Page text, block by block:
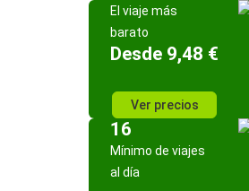
El viaje más
barato
Desde 9,48 €
Ver precios
16
Mínimo de viajes
al día